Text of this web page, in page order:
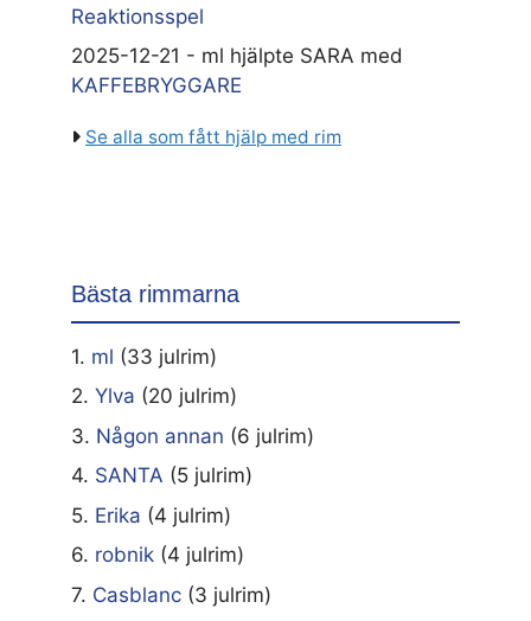
Reaktionsspel
2025-12-21 - ml hjälpte SARA med
KAFFEBRYGGARE
Se alla som fått hjälp med rim
Bästa rimmarna
1. ml (33 julrim)
2. Ylva (20 julrim)
3. Någon annan (6 julrim)
4. SANTA (5 julrim)
5. Erika (4 julrim)
6. robnik (4 julrim)
7. Casblanc (3 julrim)